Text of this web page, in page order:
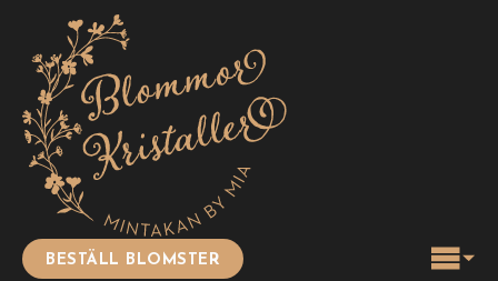
BESTÄLL BLOMSTER